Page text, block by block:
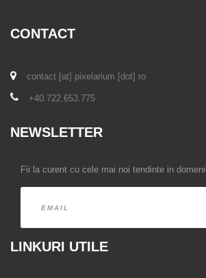
CONTACT
contact [at] pixelarium [dot] ro
+40.722.653.775
NEWSLETTER
Fii la curent cu cele mai noi tendinte in
LINKURI UTILE